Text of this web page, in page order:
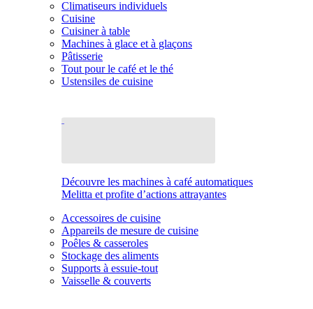
Climatiseurs individuels
Cuisine
Cuisiner à table
Machines à glace et à glaçons
Pâtisserie
Tout pour le café et le thé
Ustensiles de cuisine
Découvre les machines à café automatiques
Melitta et profite d’actions attrayantes
Accessoires de cuisine
Appareils de mesure de cuisine
Poêles & casseroles
Stockage des aliments
Supports à essuie-tout
Vaisselle & couverts